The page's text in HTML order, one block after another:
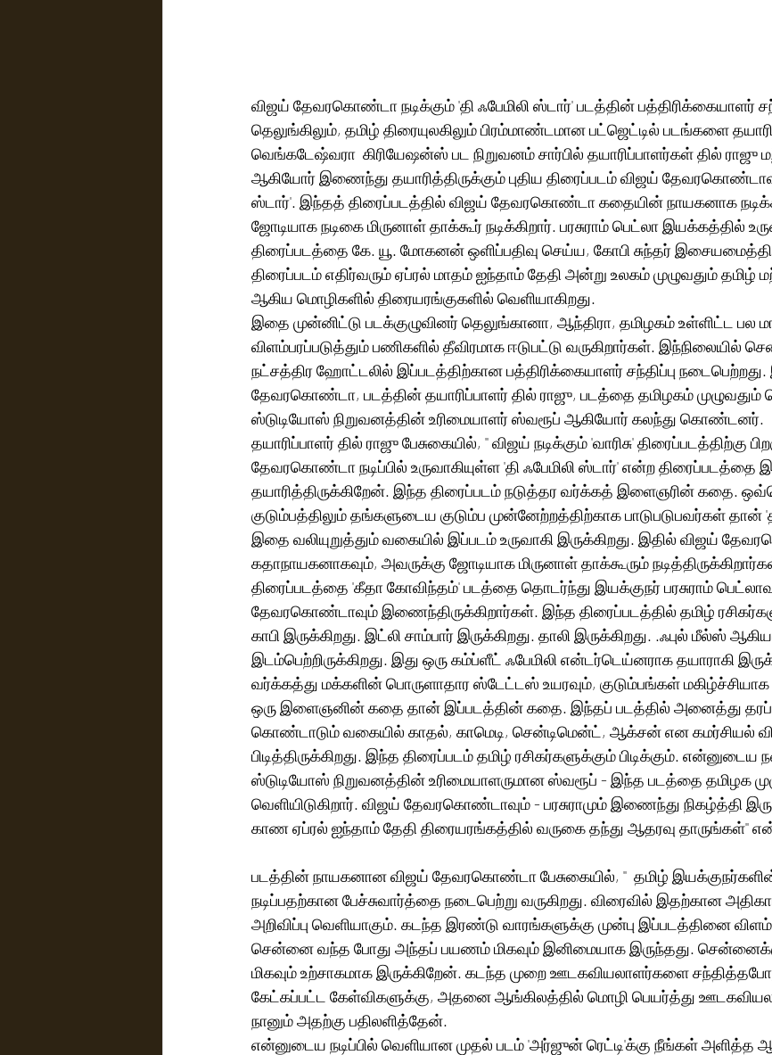
விஜய் தேவரகொண்டா நடிக்கும் 'தி ஃபேமிலி ஸ்டார்' படத்தின் பத்திரிக்கையாளர்
தெலுங்கிலும், தமிழ் திரையுலகிலும் பிரம்மாண்டமான பட்ஜெட்டில் படங்களை
வெங்கடேஷ்வரா  கிரியேஷன்ஸ் பட நிறுவனம் சார்பில் தயாரிப்பாளர்கள் தில் ராஜு
ஆகியோர் இணைந்து தயாரித்திருக்கும் புதிய திரைப்படம் விஜய்
ஸ்டார்'. இந்தத் திரைப்படத்தில் விஜய் தேவரகொண்டா கதையின் நாயகனாக
ஜோடியாக நடிகை மிருனாள் தாக்கூர் நடிக்கிறார். பரசுராம் பெட்லா இயக்கத்தில்
திரைப்படத்தை கே. யூ. மோகனன் ஒளிப்பதிவு செய்ய, கோபி சுந்தர்
திரைப்படம் எதிர்வரும் ஏப்ரல் மாதம் ஐந்தாம் தேதி அன்று உலகம் முழுவதும் தமிழ்
ஆகிய மொழிகளில் திரையரங்குகளில் வெளியாகிறது.
இதை முன்னிட்டு படக்குழுவினர் தெலுங்கானா, ஆந்திரா, தமிழகம் உள்ளிட்ட பல
விளம்பரப்படுத்தும் பணிகளில் தீவிரமாக ஈடுபட்டு வருகிறார்கள். இந்நிலையில்
நட்சத்திர ஹோட்டலில் இப்படத்திற்கான பத்திரிக்கையாளர் சந்திப்பு
தேவரகொண்டா, படத்தின் தயாரிப்பாளர் தில் ராஜு, படத்தை தமிழகம் முழுவதும்
ஸ்டுடியோஸ் நிறுவனத்தின் உரிமையாளர் ஸ்வரூப் ஆகியோர் கலந்து கொண்டனர்.
தயாரிப்பாளர் தில் ராஜு பேசுகையில், ‌'' விஜய் நடிக்கும் 'வாரிசு' திரைப்படத்திற்கு பிறகு, விஜய்
தேவரகொண்டா நடிப்பில் உருவாகியுள்ள 'தி ஃபேமிலி ஸ்டார்' என்ற
தயாரித்திருக்கிறேன். இந்த திரைப்படம் நடுத்தர வர்க்கத் இளைஞரின் கதை.
குடும்பத்திலும் தங்களுடைய குடும்ப முன்னேற்றத்திற்காக பாடுபடுபவர்கள் தான்
இதை வலியுறுத்தும் வகையில் இப்படம் உருவாகி இருக்கிறது. இதில் விஜய்
கதாநாயகனாகவும், அவருக்கு ஜோடியாக மிருனாள் தாக்கூரும்
திரைப்படத்தை 'கீதா கோவிந்தம்' படத்தை தொடர்ந்து இயக்குநர் பரசுராம்
தேவரகொண்டாவும் இணைந்திருக்கிறார்கள். இந்த திரைப்படத்தில் தமிழ்
காபி இருக்கிறது. இட்லி சாம்பார் இருக்கிறது. தாலி இருக்கிறது. .ஃபுல் மீல்ஸ்
இடம்பெற்றிருக்கிறது. இது ஒரு கம்ப்ளீட் ஃபேமிலி என்டர்டெய்னராக தயாராகி
வர்க்கத்து மக்களின் பொருளாதார ஸ்டேட்டஸ் உயரவும், குடும்பங்கள் மகிழ்ச்சியாக
ஒரு இளைஞனின் கதை தான் இப்படத்தின் கதை. இந்தப் படத்தில் அனைத்து
கொண்டாடும் வகையில் காதல், காமெடி, சென்டிமென்ட், ஆக்சன் என கமர்சியல்
பிடித்திருக்கிறது. இந்த திரைப்படம் தமிழ் ரசிகர்களுக்கும் பிடிக்கும்.
ஸ்டுடியோஸ் நிறுவனத்தின் உரிமையாளருமான ஸ்வரூப் - இந்த படத்தை தமிழக
வெளியிடுகிறார்.‌ விஜய் தேவரகொண்டாவும் - பரசுராமும் இணைந்து நிகழ்த்தி இருக்கும் மேஜிக்கைக்
காண ஏப்ரல் ஐந்தாம் தேதி திரையரங்கத்தில் வருகை தந்து ஆதரவு தாருங்கள்''
படத்தின் நாயகனான விஜய் தேவரகொண்டா பேசுகையில், ''  தமிழ்
நடிப்பதற்கான பேச்சுவார்த்தை நடைபெற்று வருகிறது. விரைவில் இதற்கான
அறிவிப்பு வெளியாகும். கடந்த இரண்டு வாரங்களுக்கு முன்பு இப்படத்தினை
சென்னை வந்த போது அந்தப் பயணம் மிகவும் இனிமையாக இருந்தது.
மிகவும் உற்சாகமாக இருக்கிறேன். கடந்த முறை ஊடகவியலாளர்களை
கேட்கப்பட்ட கேள்விகளுக்கு, அதனை ஆங்கிலத்தில் மொழி பெயர்த்து
நானும் அதற்கு பதிலளித்தேன்.
என்னுடைய நடிப்பில் வெளியான முதல் படம் 'அர்ஜுன் ரெட்டி'க்கு நீங்கள் அளித்த